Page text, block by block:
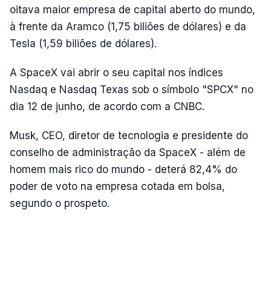
oitava maior empresa de capital aberto do mundo,
à frente da Aramco (1,75 biliões de dólares) e da
Tesla (1,59 biliões de dólares).
A SpaceX vai abrir o seu capital nos índices
Nasdaq e Nasdaq Texas sob o símbolo "SPCX" no
dia 12 de junho, de acordo com a CNBC.
Musk, CEO, diretor de tecnologia e presidente do
conselho de administração da SpaceX - além de
homem mais rico do mundo - deterá 82,4% do
poder de voto na empresa cotada em bolsa,
segundo o prospeto.